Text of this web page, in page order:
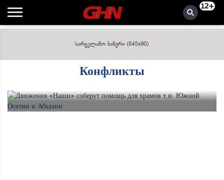
12+
Конфликты